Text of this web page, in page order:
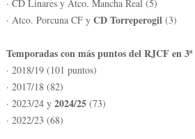
· CD Linares y Atco. Mancha Real (5)
· Atco. Porcuna CF y CD Torreperogil (3)
Temporadas con más puntos del RJCF en
· 2018/19 (101 puntos)
· 2017/18 (82)
· 2023/24 y 2024/25 (73)
· 2022/23 (68)